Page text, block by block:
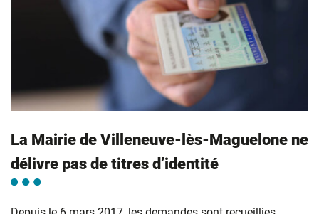
La Mairie de Villeneuve-lès-Maguelone ne
délivre pas de titres d’identité